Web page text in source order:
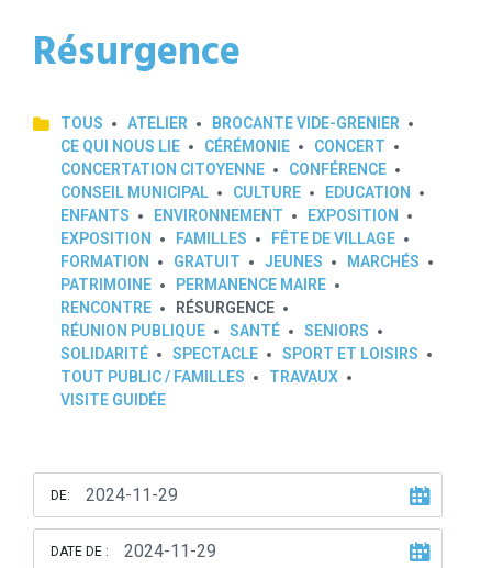
Résurgence
TOUS ATELIER
BROCANTE VIDE-GRENIER
CE QUI NOUS LIE
CÉRÉMONIE
CONCERT
CONCERTATION CITOYENNE
CONFÉRENCE
CONSEIL MUNICIPAL
CULTURE
EDUCATION
ENFANTS
ENVIRONNEMENT
EXPOSITION
EXPOSITION
FAMILLES
FÊTE DE VILLAGE
FORMATION
GRATUIT JEUNES
MARCHÉS
PATRIMOINE
PERMANENCE MAIRE
RENCONTRE
RÉSURGENCE
RÉUNION PUBLIQUE
SANTÉ
SENIORS
SOLIDARITÉ
SPECTACLE
SPORT ET LOISIRS
TOUT PUBLIC / FAMILLES
TRAVAUX
VISITE GUIDÉE
DE:
DATE DE :